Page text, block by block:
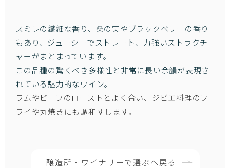
スミレの繊細な香り、桑の実やブラックベリーの香り
もあり、ジューシーでストレート、力強いストラクチ
ャーがまとまっています。
この品種の驚くべき多様性と非常に長い余韻が表現さ
れている魅力的なワイン。
ラムやビーフのローストとよく合い、ジビエ料理のフ
ライや丸焼きにも調和すします。
醸造所・ワイナリーで選ぶへ戻る